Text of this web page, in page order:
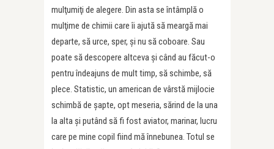
mulţumiţi de alegere. Din asta se întâmplă o
mulţime de chimii care îi ajută să meargă mai
departe, să urce, sper, și nu să coboare. Sau
poate să descopere altceva şi când au făcut-o
pentru îndeajuns de mult timp, să schimbe, să
plece. Statistic, un american de vârstă mijlocie
schimbă de șapte, opt meseria, sărind de la una
la alta şi putând să fi fost aviator, marinar, lucru
care pe mine copil fiind mă înnebunea. Totul se